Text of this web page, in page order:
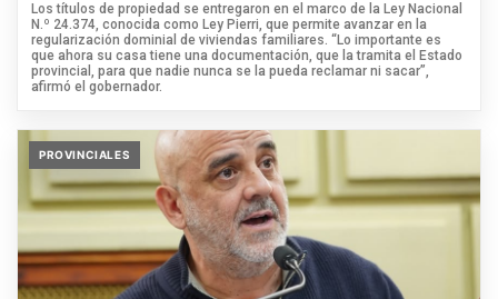
Los títulos de propiedad se entregaron en el marco de la Ley Nacional
N.º 24.374, conocida como Ley Pierri, que permite avanzar en la
regularización dominial de viviendas familiares. “Lo importante es
que ahora su casa tiene una documentación, que la tramita el Estado
provincial, para que nadie nunca se la pueda reclamar ni sacar”,
afirmó el gobernador.
PROVINCIALES